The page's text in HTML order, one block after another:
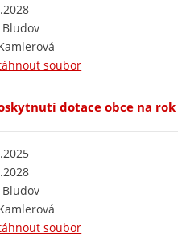
Bludov
soubor
dotace obce na rok
Bludov
soubor